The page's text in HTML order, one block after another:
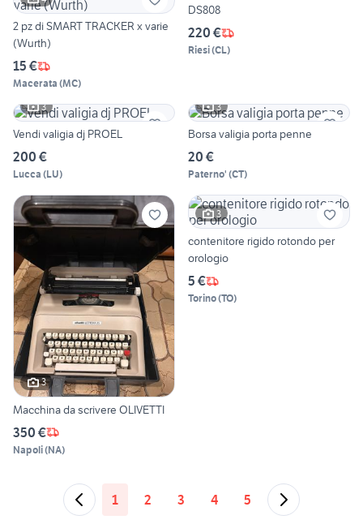
2 pz di SMART TRACKER x varie
(Wurth)
15 €
Macerata (MC)
DS808
220 €
Riesi(CL)
3
Vendi valigia dj PROEL
200 €
Lucca (LU)
3
Borsa valigia porta penne
20 €
Paterno' (CT)
3
Macchina da scrivere OLIVETTI
350 €
Napoli(NA)
3
contenitore rigido rotondo per
orologio
5 €
Torino(TO)
1 2 3 4 5